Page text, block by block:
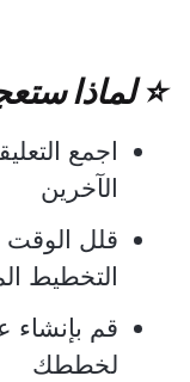
⭐ لماذا
اجمع
الآخرين
قلل الوقت
التخطيط
قم
لخططك